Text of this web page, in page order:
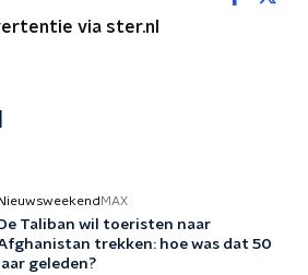
via ster.nl
MAX
De Taliban wil toeristen naar
trekken: hoe was dat 50
geleden?